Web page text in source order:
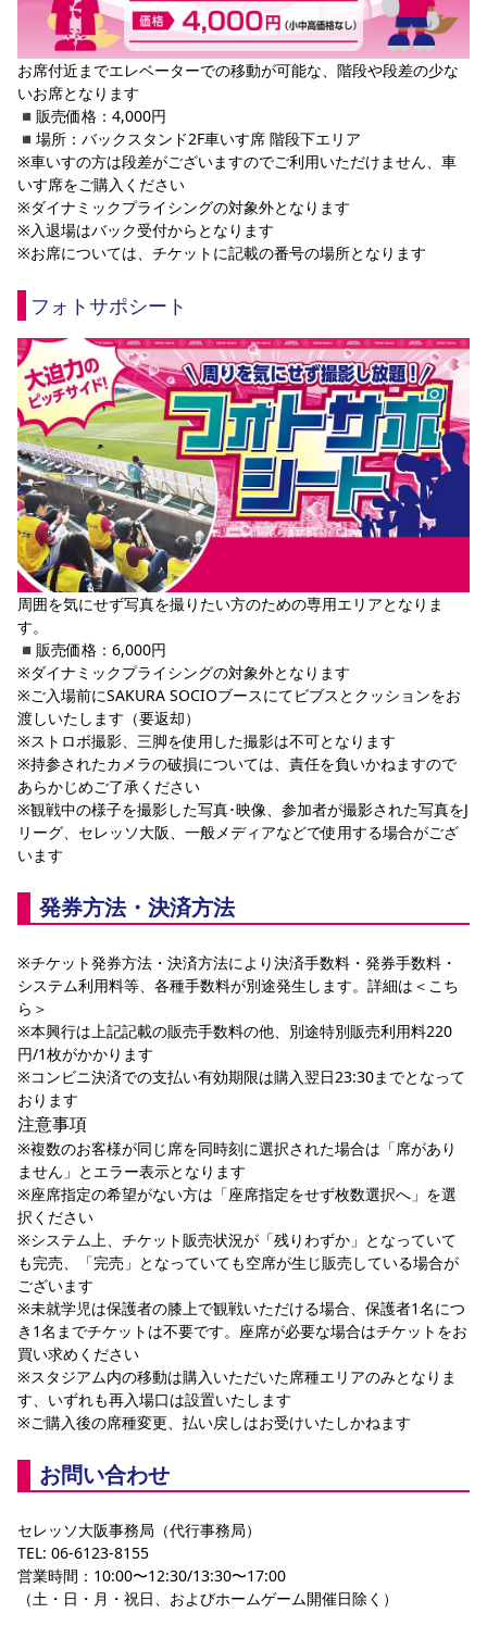
お席付近までエレベーターでの移動が可能な、階段や段差の少な
いお席となります
◾️販売価格：4,000円
◾️場所：バックスタンド2F車いす席 階段下エリア
※車いすの方は段差がございますのでご利用いただけません、車
いす席をご購入ください
※ダイナミックプライシングの対象外となります
※入退場はバック受付からとなります
※お席については、チケットに記載の番号の場所となります
フォトサポシート
周囲を気にせず写真を撮りたい方のための専用エリアとなりま
す。
◾️販売価格：6,000円
※ダイナミックプライシングの対象外となります
※ご入場前にSAKURA SOCIOブースにてビブスとクッションをお
渡しいたします（要返却）
※ストロボ撮影、三脚を使用した撮影は不可となります
※持参されたカメラの破損については、責任を負いかねますので
あらかじめご了承ください
※観戦中の様子を撮影した写真･映像、参加者が撮影された写真をJ
リーグ、セレッソ大阪、一般メディアなどで使用する場合がござ
います
発券方法・決済方法
※チケット発券方法・決済方法により決済手数料・発券手数料・
システム利用料等、各種手数料が別途発生します。詳細は＜こち
ら＞
※本興行は上記記載の販売手数料の他、別途特別販売利用料220
円/1枚がかかります
※コンビニ決済での支払い有効期限は購入翌日23:30までとなって
おります
注意事項
※複数のお客様が同じ席を同時刻に選択された場合は「席があり
ません」とエラー表示となります
※座席指定の希望がない方は「座席指定をせず枚数選択へ」を選
択ください
※システム上、チケット販売状況が「残りわずか」となっていて
も完売、「完売」となっていても空席が生じ販売している場合が
ございます
※未就学児は保護者の膝上で観戦いただける場合、保護者1名につ
き1名までチケットは不要です。座席が必要な場合はチケットをお
買い求めください
※スタジアム内の移動は購入いただいた席種エリアのみとなりま
す、いずれも再入場口は設置いたします
※ご購入後の席種変更、払い戻しはお受けいたしかねます
お問い合わせ
セレッソ大阪事務局（代行事務局）
TEL: 06-6123-8155
営業時間：10:00〜12:30/13:30〜17:00
（土・日・月・祝日、およびホームゲーム開催日除く）